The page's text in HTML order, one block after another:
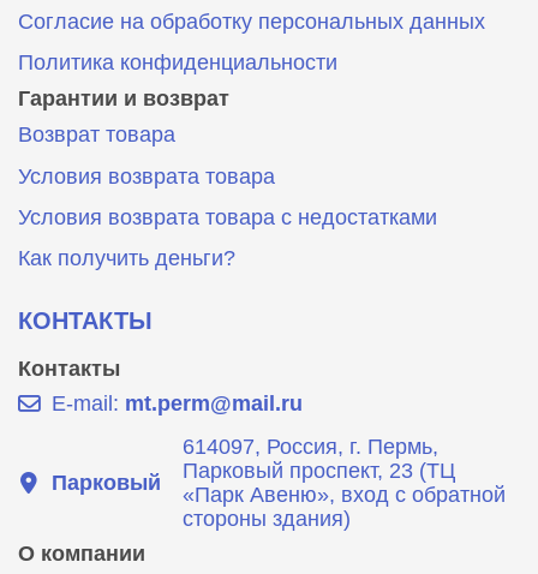
Согласие на обработку персональных данных
Политика конфиденциальности
Гарантии и возврат
Возврат товара
Условия возврата товара
Условия возврата товара с недостатками
Как получить деньги?
КОНТАКТЫ
Контакты
E-mail: mt.perm@mail.ru
Парковый
614097, Россия, г. Пермь,
Парковый проспект, 23 (ТЦ
«Парк Авеню», вход с обратной
стороны здания)
О компании